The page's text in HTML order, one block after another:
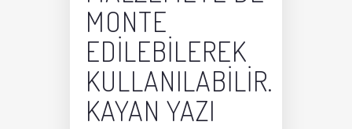
MONTE
EDILEBILEREK
KULLANILABILIR.
KAYAN YAZI